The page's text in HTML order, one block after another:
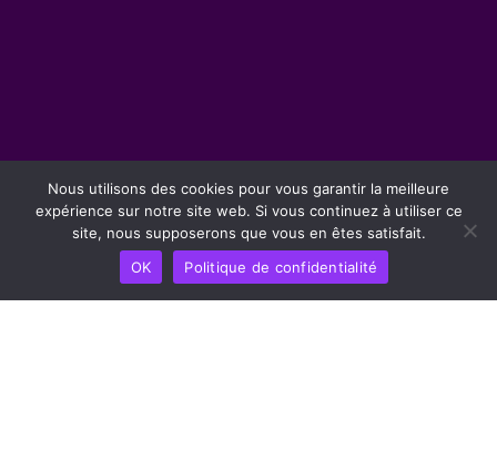
Nous utilisons des cookies pour vous garantir la meilleure
expérience sur notre site web. Si vous continuez à utiliser ce
site, nous supposerons que vous en êtes satisfait.
OK
Politique de confidentialité